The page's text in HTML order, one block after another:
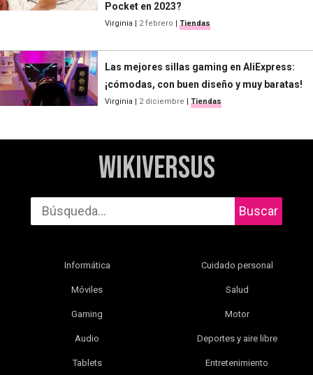
Pocket en 2023?
Virginia 2 febrero Tiendas
Las mejores sillas gaming en AliExpress:
¡cómodas, con buen diseño y muy baratas!
Virginia 2 diciembre Tiendas
WikiVersus
Buscar
Informática
Móviles
Gaming
Audio
Tablets
Cuidado personal
Salud
Motor
Deportes y aire libre
Entretenimiento